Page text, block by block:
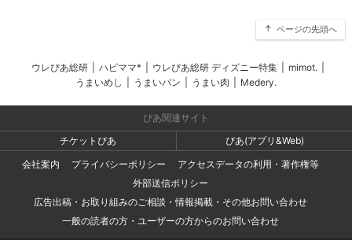
ページの先頭へ
ウレぴあ総研 ハピママ* ウレぴあ総研 ディズニー特集 mimot.
うまいめし
うまいパン うまい肉 Medery.
ぴあ関連サイト
チケットぴあ
ぴあ(アプリ&Web)
会社案内
プライバシーポリシー
アクセスデータの利用・著作権等
外部送信ポリシー
広告出稿・お取り組みのご相談・情報掲載・その他お問い合わせ
一般の読者の方・ユーザーの方からのお問い合わせ